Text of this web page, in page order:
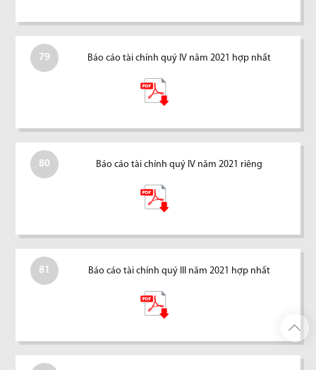
79 Báo cáo tài chính quý IV năm 2021 hợp nhất
80 Báo cáo tài chính quý IV năm 2021 riêng
81 Báo cáo tài chính quý III năm 2021 hợp nhất